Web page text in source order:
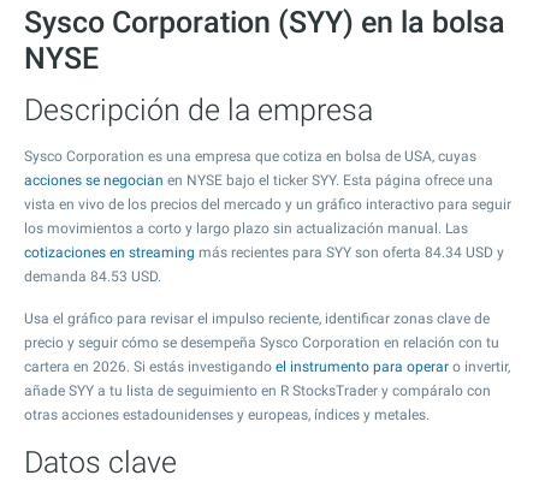
Sysco Corporation (SYY) en la bolsa
NYSE
Descripción de la empresa
Sysco Corporation es una empresa que cotiza en bolsa de USA, cuyas
acciones se negocian en NYSE bajo el ticker SYY. Esta página ofrece una
vista en vivo de los precios del mercado y un gráfico interactivo para seguir
los movimientos a corto y largo plazo sin actualización manual. Las
cotizaciones en streaming más recientes para SYY son oferta 84.34 USD y
demanda 84.53 USD.
Usa el gráfico para revisar el impulso reciente, identificar zonas clave de
precio y seguir cómo se desempeña Sysco Corporation en relación con tu
cartera en 2026. Si estás investigando el instrumento para operar o invertir,
añade SYY a tu lista de seguimiento en R StocksTrader y compáralo con
otras acciones estadounidenses y europeas, índices y metales.
Datos clave